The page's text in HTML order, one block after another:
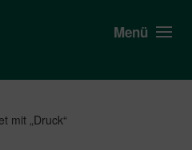
Menü
mit „Druck“